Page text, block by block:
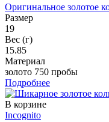
Оригинальное золотое
Размер
19
Вес (г)
15.85
Материал
золото 750 пробы
Подробнее
В корзине
Incognito